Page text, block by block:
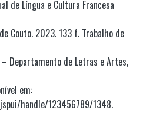
de Língua e Cultura Francesa
Couto. 2023. 133 f. Trabalho de
Departamento de Letras e Artes,
em:
handle/123456789/1348.